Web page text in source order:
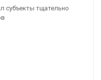
субъекты тщательно